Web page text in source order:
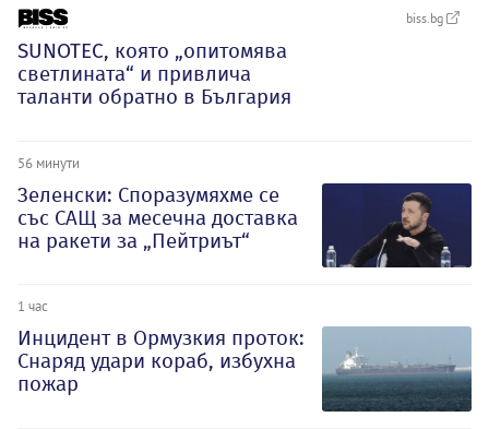
biss.bg
SUNOTEC, която „опитомява
светлината“ и привлича
таланти обратно в България
56 минути
Зеленски: Споразумяхме се
със САЩ за месечна доставка
на ракети за „Пейтриът“
1 час
Инцидент в Ормузкия проток:
Снаряд удари кораб, избухна
пожар